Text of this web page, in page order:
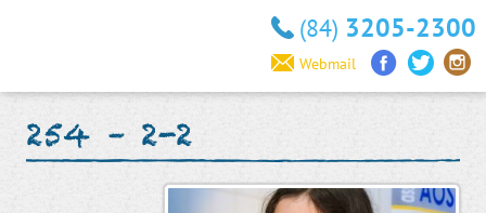
(84) 3205-2300
Webmail
254 – 2-2